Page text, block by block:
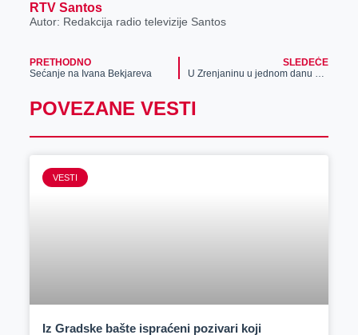
RTV Santos
Autor: Redakcija radio televizije Santos
PRETHODNO
Sećanje na Ivana Bekjareva
SLEDEĆE
U Zrenjaninu u jednom danu potvrđena 83 slučaja zaraze
POVEZANE VESTI
VESTI
Iz Gradske bašte ispraćeni pozivari koji